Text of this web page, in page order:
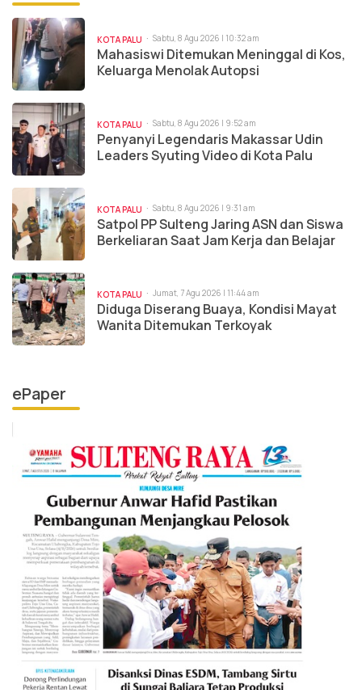
KOTA PALU Sabtu, 8 Agu 2026 | 10:32 am
Mahasiswi Ditemukan Meninggal di Kos,
Keluarga Menolak Autopsi
KOTA PALU Sabtu, 8 Agu 2026 | 9:52 am
Penyanyi Legendaris Makassar Udin
Leaders Syuting Video di Kota Palu
KOTA PALU Sabtu, 8 Agu 2026 | 9:31 am
Satpol PP Sulteng Jaring ASN dan Siswa
Berkeliaran Saat Jam Kerja dan Belajar
KOTA PALU Jumat, 7 Agu 2026 | 11:44 am
Diduga Diserang Buaya, Kondisi Mayat
Wanita Ditemukan Terkoyak
ePaper